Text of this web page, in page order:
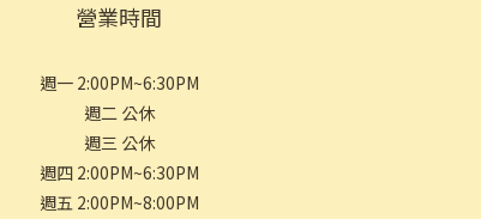
營業時間
週一 2:00PM~6:30PM
週二 公休
週三 公休
週四 2:00PM~6:30PM
週五 2:00PM~8:00PM